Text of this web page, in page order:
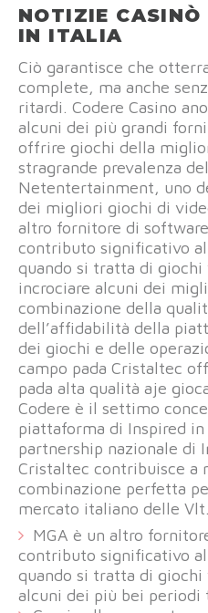
NOTIZIE CASINÒ
IN ITALIA
Ciò garantisce che
complete, ma anche
ritardi. Codere Casino
alcuni dei più grandi
offrire giochi della
stragrande prevalenza
Netentertainment, uno
dei migliori giochi di
altro fornitore di
contributo significativo
quando si tratta di
incrociare alcuni dei
combinazione della
dell’affidabilità della
dei giochi e delle
campo pada Cristaltec
pada alta qualità aje
Codere è il settimo
piattaforma di Inspired
partnership nazionale di
Cristaltec contribuisce a
combinazione perfetta
mercato italiano delle Vlt.
MGA è un altro
contributo significativo
quando si tratta di
alcuni dei più bei periodi